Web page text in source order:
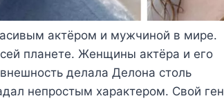
актёром и мужчиной в мире.
планете. Женщины актёра и его
делала Делона столь
непростым характером. Свой ген